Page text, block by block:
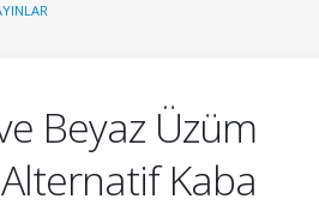
ve Beyaz Üzüm
Alternatif Kaba